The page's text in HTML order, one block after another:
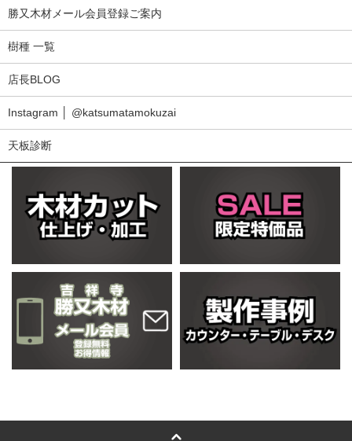
勝又木材メール会員登録ご案内
樹種 一覧
店長BLOG
Instagram │ @katsumatamokuzai
天板診断